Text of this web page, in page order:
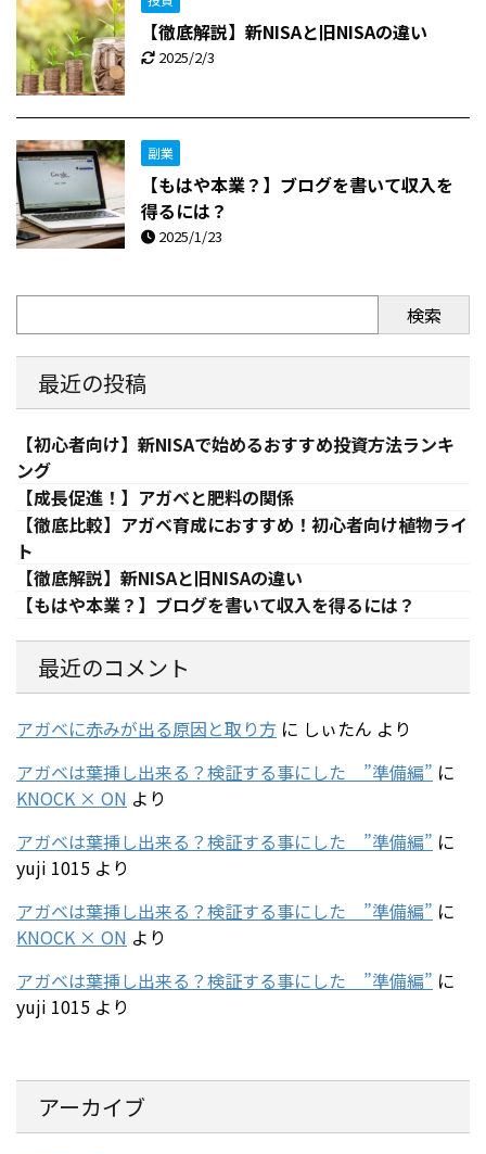
【徹底解説】新NISAと旧NISAの違い
2025/2/3
副業
【もはや本業？】ブログを書いて収入を
得るには？
2025/1/23
検索
最近の投稿
【初心者向け】新NISAで始めるおすすめ投資方法ランキ
ング
【成長促進！】アガベと肥料の関係
【徹底比較】アガベ育成におすすめ！初心者向け植物ライ
ト
【徹底解説】新NISAと旧NISAの違い
【もはや本業？】ブログを書いて収入を得るには？
最近のコメント
アガベに赤みが出る原因と取り方 に しぃたん より
アガベは葉挿し出来る？検証する事にした ”準備編” に
KNOCK × ON より
アガベは葉挿し出来る？検証する事にした ”準備編” に
yuji 1015 より
アガベは葉挿し出来る？検証する事にした ”準備編” に
KNOCK × ON より
アガベは葉挿し出来る？検証する事にした ”準備編” に
yuji 1015 より
アーカイブ